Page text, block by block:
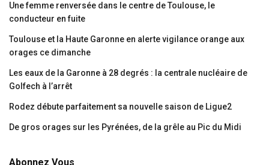
Une femme renversée dans le centre de Toulouse, le
conducteur en fuite
Toulouse et la Haute Garonne en alerte vigilance orange aux
orages ce dimanche
Les eaux de la Garonne à 28 degrés : la centrale nucléaire de
Golfech à l’arrêt
Rodez débute parfaitement sa nouvelle saison de Ligue2
De gros orages sur les Pyrénées, de la grêle au Pic du Midi
Abonnez Vous